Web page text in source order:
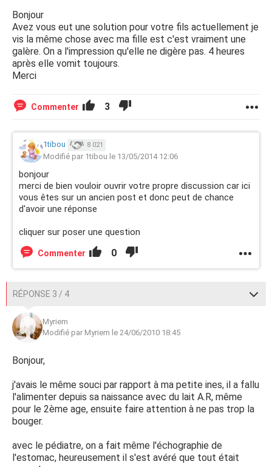
Bonjour
Avez vous eut une solution pour votre fils actuellement je
vis la même chose avec ma fille est c'est vraiment une
galère. On a l'impression qu'elle ne digère pas. 4 heures
après elle vomit toujours.
Merci
Commenter 3
1tibou 8 021
Modifié par 1tibou le 13/05/2014 12:06
bonjour
merci de bien vouloir ouvrir votre propre discussion car ici
vous êtes sur un ancien post et donc peut de chance
d'avoir une réponse
cliquer sur poser une question
Commenter 0
RÉPONSE 3 / 4
Myriem
Modifié par Myriem le 24/06/2010 18:45
Bonjour,
j'avais le même souci par rapport à ma petite ines, il a fallu
l'alimenter depuis sa naissance avec du lait A.R, même
pour le 2ème age, ensuite faire attention à ne pas trop la
bouger.
avec le pédiatre, on a fait même l'échographie de
l'estomac, heureusement il s'est avéré que tout était